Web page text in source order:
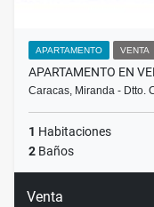
APARTAMENTO VENTA
APARTAMENTO EN
Caracas, Miranda - Dtto.
1 Habitaciones
2 Baños
Venta